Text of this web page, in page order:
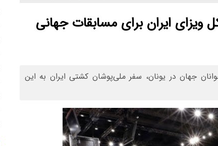
ایران برای مسابقات جهانی
نوجوانان جهان در یونان، سفر ملی‌پوشان کشتی ایران به این